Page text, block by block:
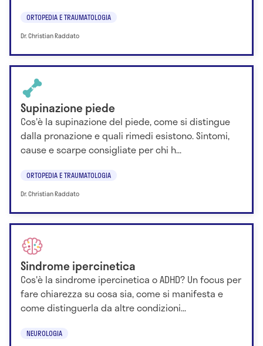
ORTOPEDIA E TRAUMATOLOGIA
Dr. Christian Raddato
Supinazione piede
Cos'è la supinazione del piede, come si distingue
dalla pronazione e quali rimedi esistono. Sintomi,
cause e scarpe consigliate per chi h...
ORTOPEDIA E TRAUMATOLOGIA
Dr. Christian Raddato
Sindrome ipercinetica
Cos'è la sindrome ipercinetica o ADHD? Un focus per
fare chiarezza su cosa sia, come si manifesta e
come distinguerla da altre condizioni...
NEUROLOGIA